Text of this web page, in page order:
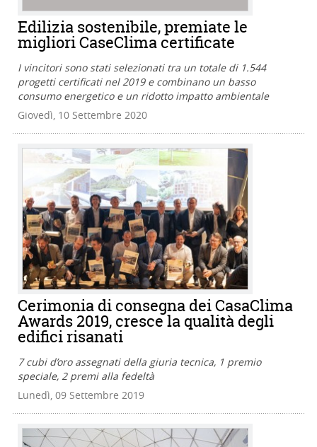
Edilizia sostenibile, premiate le
migliori CaseClima certificate
I vincitori sono stati selezionati tra un totale di 1.544
progetti certificati nel 2019 e combinano un basso
consumo energetico e un ridotto impatto ambientale
Giovedì, 10 Settembre 2020
Cerimonia di consegna dei CasaClima
Awards 2019, cresce la qualità degli
edifici risanati
7 cubi d’oro assegnati della giuria tecnica, 1 premio
speciale, 2 premi alla fedeltà
Lunedì, 09 Settembre 2019